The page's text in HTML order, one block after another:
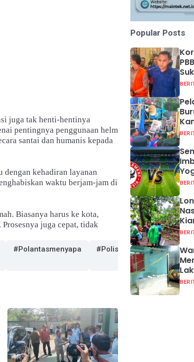
juga tak henti-hentinya
pentingnya penggunaan helm
santai dan humanis kepada
dengan kehadiran layanan
waktu berjam-jam di
Biasanya harus ke kota,
juga cepat, tidak
#Polantasmenyapa #Polisimenyapa
Popular Posts